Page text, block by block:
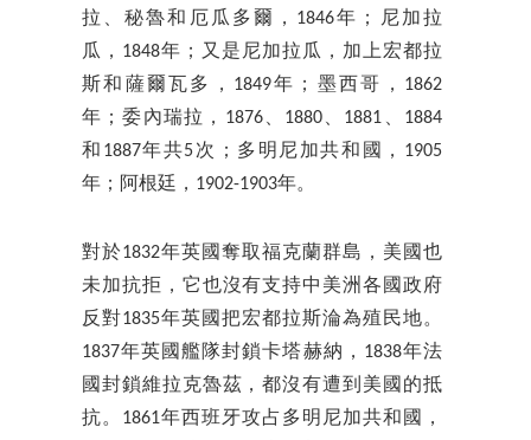
拉、秘魯和厄瓜多爾，1846年；尼加拉
瓜，1848年；又是尼加拉瓜，加上宏都拉
斯和薩爾瓦多，1849年；墨西哥，1862
年；委內瑞拉，1876、1880、1881、1884
和1887年共5次；多明尼加共和國，1905
年；阿根廷，1902-1903年。
對於1832年英國奪取福克蘭群島，美國也
未加抗拒，它也沒有支持中美洲各國政府
反對1835年英國把宏都拉斯淪為殖民地。
1837年英國艦隊封鎖卡塔赫納，1838年法
國封鎖維拉克魯茲，都沒有遭到美國的抵
抗。1861年西班牙攻占多明尼加共和國，